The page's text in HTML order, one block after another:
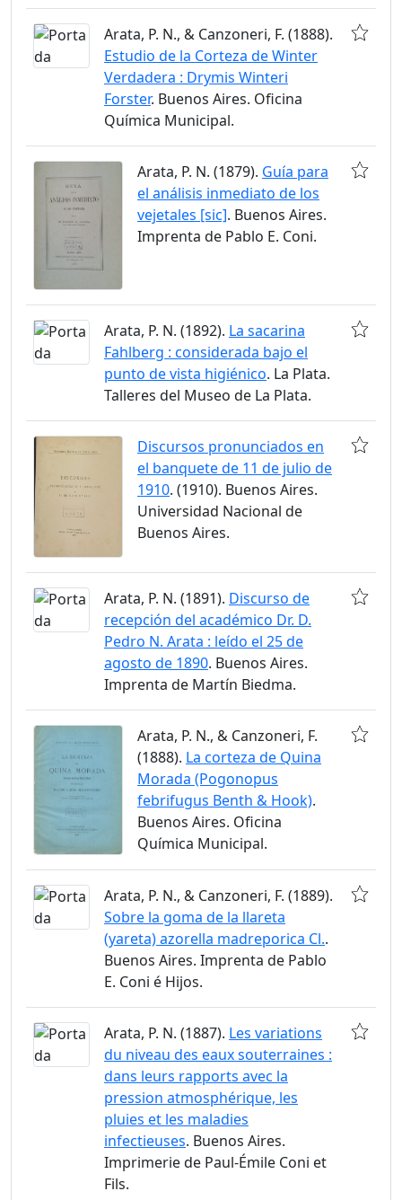
Arata, P. N., & Canzoneri, F. (1888).
Estudio de la Corteza de Winter
Verdadera : Drymis Winteri
Forster. Buenos Aires. Oficina
Química Municipal.
Arata, P. N. (1879). Guía para
el análisis inmediato de los
vejetales [sic]. Buenos Aires.
Imprenta de Pablo E. Coni.
Arata, P. N. (1892). La sacarina
Fahlberg : considerada bajo el
punto de vista higiénico. La Plata.
Talleres del Museo de La Plata.
Discursos pronunciados en
el banquete de 11 de julio de
1910. (1910). Buenos Aires.
Universidad Nacional de
Buenos Aires.
Arata, P. N. (1891). Discurso de
recepción del académico Dr. D.
Pedro N. Arata : leído el 25 de
agosto de 1890. Buenos Aires.
Imprenta de Martín Biedma.
Arata, P. N., & Canzoneri, F.
(1888). La corteza de Quina
Morada (Pogonopus
febrifugus Benth & Hook).
Buenos Aires. Oficina
Química Municipal.
Arata, P. N., & Canzoneri, F. (1889).
Sobre la goma de la llareta
(yareta) azorella madreporica Cl..
Buenos Aires. Imprenta de Pablo
E. Coni é Hijos.
Arata, P. N. (1887). Les variations
du niveau des eaux souterraines :
dans leurs rapports avec la
pression atmosphérique, les
pluies et les maladies
infectieuses. Buenos Aires.
Imprimerie de Paul-Émile Coni et
Fils.